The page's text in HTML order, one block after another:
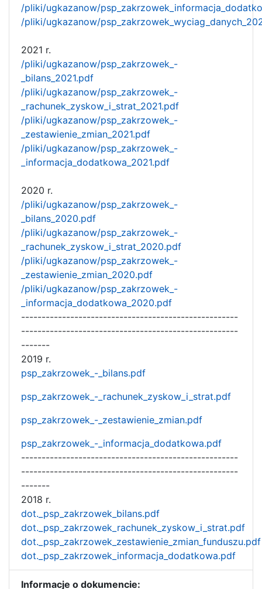
/pliki/ugkazanow/
/pliki/ugkazanow/
2021 r.
/pliki/ugkazanow/psp_zakrzowek_-
_bilans_2021.pdf
/pliki/ugkazanow/psp_zakrzowek_-
_rachunek_zyskow_i_strat_2021.pdf
/pliki/ugkazanow/psp_zakrzowek_-
_zestawienie_zmian_2021.pdf
/pliki/ugkazanow/psp_zakrzowek_-
_informacja_dodatkowa_2021.pdf
2020 r.
/pliki/ugkazanow/psp_zakrzowek_-
_bilans_2020.pdf
/pliki/ugkazanow/psp_zakrzowek_-
_rachunek_zyskow_i_strat_2020.pdf
/pliki/ugkazanow/psp_zakrzowek_-
_zestawienie_zmian_2020.pdf
/pliki/ugkazanow/psp_zakrzowek_-
_informacja_dodatkowa_2020.pdf
-----------------------------------------------------
-----------------------------------------------------
-------
2019 r.
psp_zakrzowek_-_bilans.pdf
psp_zakrzowek_-_rachunek_zyskow_i_strat.pdf
psp_zakrzowek_-_zestawienie_zmian.pdf
psp_zakrzowek_-_informacja_dodatkowa.pdf
-----------------------------------------------------
-----------------------------------------------------
-------
2018 r.
dot._psp_zakrzowek_bilans.pdf
dot._psp_zakrzowek_rachunek_zyskow_i_strat.pdf
dot._psp_zakrzowek_zestawienie_zmian_funduszu.pdf
dot._psp_zakrzowek_informacja_dodatkowa.pdf
Informacje o dokumencie: